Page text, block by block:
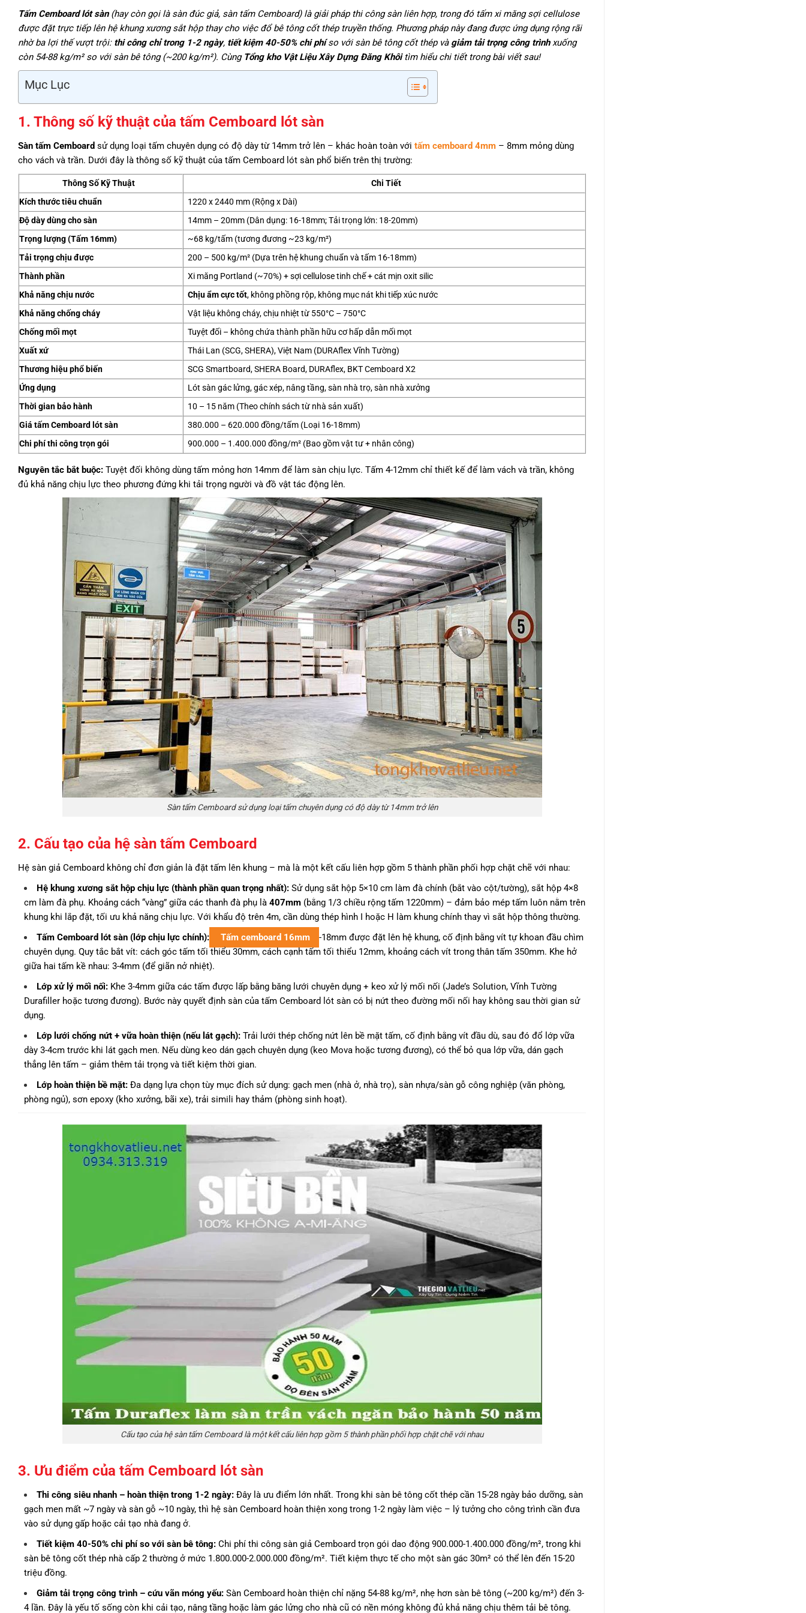
Tấm Cemboard lót sàn(hay còn gọi là sàn đúc giả, sàn tấm Cemboard) là giải pháp thi công sàn liên hợp, trong đó tấm xi măng sợi cellulose
được đặt trực tiếp lên hệ khung xương sắt hộp thay cho việc đổ bê tông cốt thép truyền thống. Phương pháp này đang được ứng dụng rộng rãi
nhờ ba lợi thế vượt trội: thi công chỉ trong 1-2 ngày, tiết kiệm 40-50% chi phíso với sàn bê tông cốt thép và giảm tải trọng công trìnhxuống
còn 54-88 kg/m² so với sàn bê tông (~200 kg/m²). Cùng Tổng kho Vật Liệu Xây Dựng Đăng Khôitìm hiểu chi tiết trong bài viết sau!
Mục Lục
1. Thông số kỹ thuật của tấm Cemboard lót sàn
Sàn tấm Cemboard sử dụng loại tấm chuyên dụng có độ dày từ 14mm trở lên – khác hoàn toàn với tấm cemboard 4mm – 8mm mỏng dùng
cho vách và trần. Dưới đây là thông số kỹ thuật của tấm Cemboard lót sàn phổ biến trên thị trường:
Thông Số Kỹ Thuật
Chi Tiết
Kích thước tiêu chuẩn
1220 x 2440 mm (Rộng x Dài)
Độ dày dùng cho sàn
14mm – 20mm (Dân dụng: 16-18mm; Tải trọng lớn: 18-20mm)
Trọng lượng (Tấm 16mm)
~68 kg/tấm (tương đương ~23 kg/m²)
Tải trọng chịu được
200 – 500 kg/m² (Dựa trên hệ khung chuẩn và tấm 16-18mm)
Thành phần
Xi măng Portland (~70%) + sợi cellulose tinh chế + cát mịn oxit silic
Khả năng chịu nước
Chịu ẩm cực tốt, không phồng rộp, không mục nát khi tiếp xúc nước
Khả năng chống cháy
Vật liệu không cháy, chịu nhiệt từ 550°C – 750°C
Chống mối mọt
Tuyệt đối – không chứa thành phần hữu cơ hấp dẫn mối mọt
Xuất xứ
Thái Lan (SCG, SHERA), Việt Nam (DURAflex Vĩnh Tường)
Thương hiệu phổ biến
SCG Smartboard, SHERA Board, DURAflex, BKT Cemboard X2
Ứng dụng
Lót sàn gác lửng, gác xép, nâng tầng, sàn nhà trọ, sàn nhà xưởng
Thời gian bảo hành
10 – 15 năm (Theo chính sách từ nhà sản xuất)
Giá tấm Cemboard lót sàn
380.000 – 620.000 đồng/tấm (Loại 16-18mm)
Chi phí thi công trọn gói
900.000 – 1.400.000 đồng/m² (Bao gồm vật tư + nhân công)
Nguyên tắc bắt buộc: Tuyệt đối không dùng tấm mỏng hơn 14mm để làm sàn chịu lực. Tấm 4-12mm chỉ thiết kế để làm vách và trần, không
đủ khả năng chịu lực theo phương đứng khi tải trọng người và đồ vật tác động lên.
Sàn tấm Cemboard sử dụng loại tấm chuyên dụng có độ dày từ 14mm trở lên
2. Cấu tạo của hệ sàn tấm Cemboard
Hệ sàn giả Cemboard không chỉ đơn giản là đặt tấm lên khung – mà là một kết cấu liên hợp gồm 5 thành phần phối hợp chặt chẽ với nhau:
Hệ khung xương sắt hộp chịu lực (thành phần quan trọng nhất): Sử dụng sắt hộp 5×10 cm làm đà chính (bắt vào cột/tường), sắt hộp 4×8
cm làm đà phụ. Khoảng cách “vàng” giữa các thanh đà phụ là 407mm (bằng 1/3 chiều rộng tấm 1220mm) – đảm bảo mép tấm luôn nằm trên
khung khi lắp đặt, tối ưu khả năng chịu lực. Với khẩu độ trên 4m, cần dùng thép hình I hoặc H làm khung chính thay vì sắt hộp thông thường.
Tấm Cemboard lót sàn (lớp chịu lực chính):
Tấm cemboard 16mm
-18mm được đặt lên hệ khung, cố định bằng vít tự khoan đầu chìm
chuyên dụng. Quy tắc bắt vít: cách góc tấm tối thiểu 30mm, cách cạnh tấm tối thiểu 12mm, khoảng cách vít trong thân tấm 350mm. Khe hở
giữa hai tấm kề nhau: 3-4mm (để giãn nở nhiệt).
Lớp xử lý mối nối: Khe 3-4mm giữa các tấm được lấp bằng băng lưới chuyên dụng + keo xử lý mối nối (Jade’s Solution, Vĩnh Tường
Durafiller hoặc tương đương). Bước này quyết định sàn của tấm Cemboard lót sàn có bị nứt theo đường mối nối hay không sau thời gian sử
dụng.
Lớp lưới chống nứt + vữa hoàn thiện (nếu lát gạch): Trải lưới thép chống nứt lên bề mặt tấm, cố định bằng vít đầu dù, sau đó đổ lớp vữa
dày 3-4cm trước khi lát gạch men. Nếu dùng keo dán gạch chuyên dụng (keo Mova hoặc tương đương), có thể bỏ qua lớp vữa, dán gạch
thẳng lên tấm – giảm thêm tải trọng và tiết kiệm thời gian.
Lớp hoàn thiện bề mặt: Đa dạng lựa chọn tùy mục đích sử dụng: gạch men (nhà ở, nhà trọ), sàn nhựa/sàn gỗ công nghiệp (văn phòng,
phòng ngủ), sơn epoxy (kho xưởng, bãi xe), trải simili hay thảm (phòng sinh hoạt).
Cấu tạo của hệ sàn tấm Cemboard là một kết cấu liên hợp gồm 5 thành phần phối hợp chặt chẽ với nhau
3. Ưu điểm của tấm Cemboard lót sàn
Thi công siêu nhanh – hoàn thiện trong 1-2 ngày: Đây là ưu điểm lớn nhất. Trong khi sàn bê tông cốt thép cần 15-28 ngày bảo dưỡng, sàn
gạch men mất ~7 ngày và sàn gỗ ~10 ngày, thì hệ sàn Cemboard hoàn thiện xong trong 1-2 ngày làm việc – lý tưởng cho công trình cần đưa
vào sử dụng gấp hoặc cải tạo nhà đang ở.
Tiết kiệm 40-50% chi phí so với sàn bê tông: Chi phí thi công sàn giả Cemboard trọn gói dao động 900.000-1.400.000 đồng/m², trong khi
sàn bê tông cốt thép nhà cấp 2 thường ở mức 1.800.000-2.000.000 đồng/m². Tiết kiệm thực tế cho một sàn gác 30m² có thể lên đến 15-20
triệu đồng.
Giảm tải trọng công trình – cứu vãn móng yếu: Sàn Cemboard hoàn thiện chỉ nặng 54-88 kg/m², nhẹ hơn sàn bê tông (~200 kg/m²) đến 3-
4 lần. Đây là yếu tố sống còn khi cải tạo, nâng tầng hoặc làm gác lửng cho nhà cũ có nền móng không đủ khả năng chịu thêm tải bê tông.